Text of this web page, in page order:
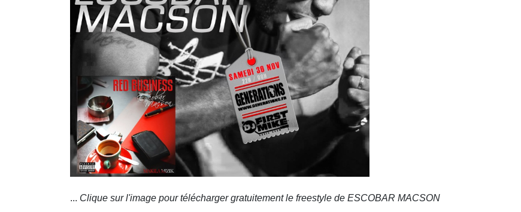
... Clique sur l'image pour télécharger gratuitement le freestyle de ESCOBAR MACSON